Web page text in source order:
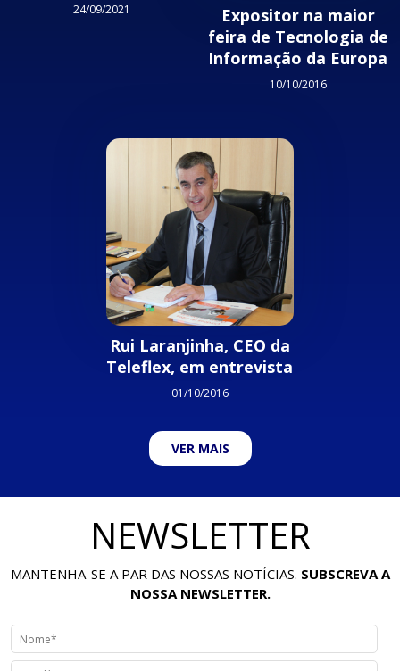
24/09/2021
Expositor na maior
feira de Tecnologia de
Informação da Europa
10/10/2016
Rui Laranjinha, CEO da
Teleflex, em entrevista
01/10/2016
VER MAIS
NEWSLETTER
MANTENHA-SE A PAR DAS NOSSAS NOTÍCIAS. SUBSCREVA A
NOSSA NEWSLETTER.